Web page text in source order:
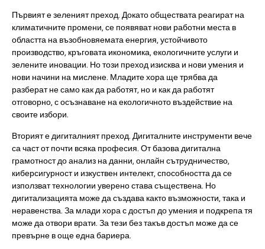
Първият е зеленият преход. Докато обществата реагират на
климатичните промени, се появяват нови работни места в
областта на възобновяемата енергия, устойчивото
производство, кръговата икономика, екологичните услуги и
зелените иновации. Но този преход изисква и нови умения и
нови начини на мислене. Младите хора ще трябва да
разберат не само как да работят, но и как да работят
отговорно, с осъзнаване на екологичното въздействие на
своите избори.
Вторият е дигиталният преход. Дигиталните инструменти вече
са част от почти всяка професия. От базова дигитална
грамотност до анализ на данни, онлайн сътрудничество,
киберсигурност и изкуствен интелект, способността да се
използват технологии уверено става съществена. Но
дигитализацията може да създава както възможности, така и
неравенства. За млади хора с достъп до умения и подкрепа тя
може да отвори врати. За тези без такъв достъп може да се
превърне в още една бариера.